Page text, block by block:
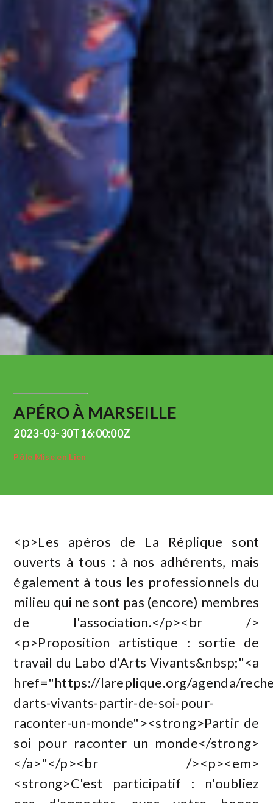
APÉRO À MARSEILLE
2023-03-30T16:00:00Z
Pôle Mise en Lien
<p>Les apéros de La Réplique sont
ouverts à tous : à nos adhérents, mais
également à tous les professionnels du
milieu qui ne sont pas (encore) membres
de l'association.</p><br />
<p>Proposition artistique : sortie de
travail du Labo d'Arts Vivants&nbsp;"<a
href="https://lareplique.org/agenda/
darts-vivants-partir-de-soi-pour-
raconter-un-monde"><strong>Partir de
soi pour raconter un monde</strong>
</a>"</p><br /><p><em>
<strong>C'est participatif : n'oubliez